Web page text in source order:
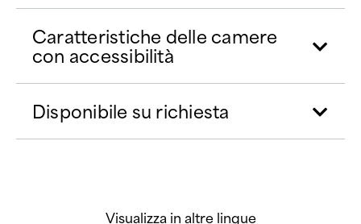
Caratteristiche delle camere
con accessibilità
Disponibile su richiesta
Visualizza in altre lingue